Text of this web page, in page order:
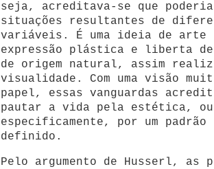
seja, acreditava-se que
situações resultantes de
variáveis. É uma ideia de arte
expressão plástica e liberta
de origem natural, assim
visualidade. Com uma visão
papel, essas vanguardas
pautar a vida pela estética,
especificamente, por um
definido.
Pelo argumento de Husserl, as